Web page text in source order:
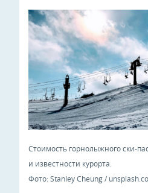
Стоимость горнолыжного ски-
и известности курорта.
Фото: Stanley Cheung /